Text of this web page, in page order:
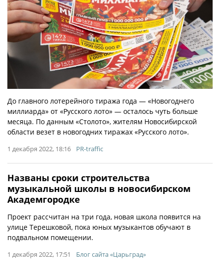
До главного лотерейного тиража года — «Новогоднего
миллиарда» от «Русского лото» — осталось чуть больше
месяца. По данным «Столото», жителям Новосибирской
области везет в новогодних тиражах «Русского лото».
1 декабря 2022, 18:16 PR-traffic
Названы сроки строительства
музыкальной школы в новосибирском
Академгородке
Проект рассчитан на три года, новая школа появится на
улице Терешковой, пока юных музыкантов обучают в
подвальном помещении.
1 декабря 2022, 17:51 Блог сайта «Царьград»